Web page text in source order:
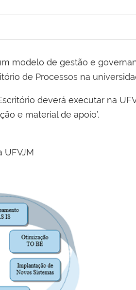
modelo de gestão e
de Processos na
deverá executar na
e material de apoio’.
UFVJM